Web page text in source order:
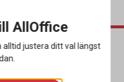
AllOffice
alltid justera ditt val längst